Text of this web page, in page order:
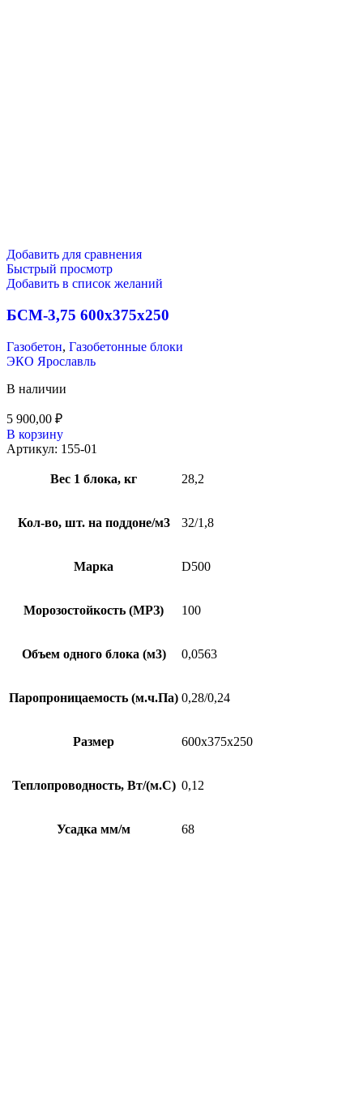
Добавить для сравнения
Быстрый просмотр
Добавить в список желаний
БСМ-3,75 600х375х250
Газобетон, Газобетонные блоки
ЭКО Ярославль
В наличии
5 900,00 ₽
В корзину
Артикул: 155-01
Вес 1 блока, кг 28,2
Кол-во, шт. на поддоне/м3 32/1,8
Марка D500
Морозостойкость (МРЗ) 100
Объем одного блока (м3) 0,0563
Паропроницаемость (м.ч.Па) 0,28/0,24
Размер 600х375х250
Теплопроводность, Вт/(м.С) 0,12
Усадка мм/м 68